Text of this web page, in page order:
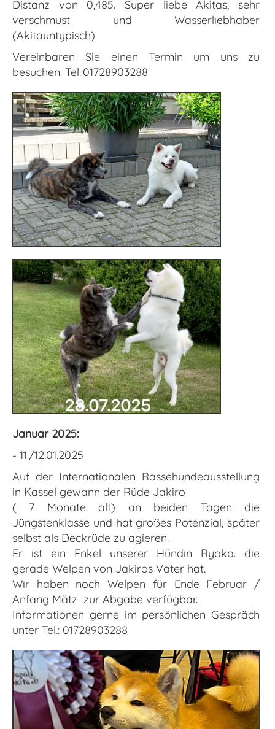
Distanz von 0,485. Super liebe Akitas, sehr
verschmust und Wasserliebhaber
(Akitauntypisch)
Vereinbaren Sie einen Termin um uns zu
besuchen. Tel.:01728903288
Januar 2025:
- 11./12.01.2025
Auf der Internationalen Rassehundeausstellung
in Kassel gewann der Rüde Jakiro
( 7 Monate alt) an beiden Tagen die
Jüngstenklasse und hat großes Potenzial, später
selbst als Deckrüde zu agieren.
Er ist ein Enkel unserer Hündin Ryoko. die
gerade Welpen von Jakiros Vater hat.
Wir haben noch Welpen für Ende Februar /
Anfang Mätz zur Abgabe verfügbar.
Informationen gerne im persönlichen Gespräch
unter Tel.: 01728903288